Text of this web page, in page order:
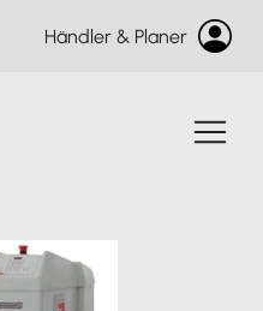
Händler & Planer